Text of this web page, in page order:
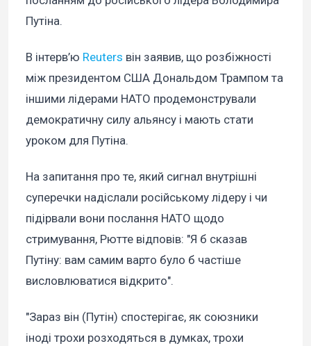
Путіна.
В інтерв’ю Reuters він заявив, що розбіжності
між президентом США Дональдом Трампом та
іншими лідерами НАТО продемонстрували
демократичну силу альянсу і мають стати
уроком для Путіна.
На запитання про те, який сигнал внутрішні
суперечки надіслали російському лідеру і чи
підірвали вони послання НАТО щодо
стримування, Рютте відповів: "Я б сказав
Путіну: вам самим варто було б частіше
висловлюватися відкрито".
"Зараз він (Путін) спостерігає, як союзники
іноді трохи розходяться в думках, трохи